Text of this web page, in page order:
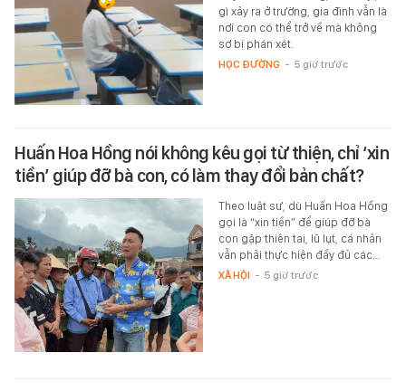
gì xảy ra ở trường, gia đình vẫn là
nơi con có thể trở về mà không
sợ bị phán xét.
HỌC ĐƯỜNG - 5 giờ trước
Huấn Hoa Hồng nói không kêu gọi từ thiện, chỉ ‘xin
tiền’ giúp đỡ bà con, có làm thay đổi bản chất?
Theo luật sư, dù Huấn Hoa Hồng
gọi là “xin tiền” để giúp đỡ bà
con gặp thiên tai, lũ lụt, cá nhân
vẫn phải thực hiện đầy đủ các…
XÃ HỘI - 5 giờ trước